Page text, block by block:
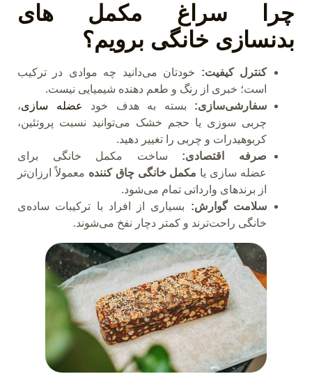
چرا سراغ مکمل‌ های
بدنسازی خانگی برویم؟
کنترل کیفیت: خودتان می‌دانید چه موادی در ترکیب
است؛ خبری از رنگ و طعم‌ دهنده‌ شیمیایی نیست.
سفارشی‌سازی: بسته به هدف خود عضله سازی،
چربی سوزی یا حجم خشک می‌توانید نسبت پروتئین،
کربوهیدرات و چربی را تغییر دهید.
صرفه‌ اقتصادی: ساخت مکمل خانگی برای
عضله سازی یا مکمل خانگی چاق کننده معمولاً ارزان‌تر
از برندهای وارداتی تمام می‌شود.
سلامت گوارش: بسیاری از افراد با ترکیبات ساده‌ی
خانگی راحت‌ترند و کمتر دچار نفخ می‌شوند.